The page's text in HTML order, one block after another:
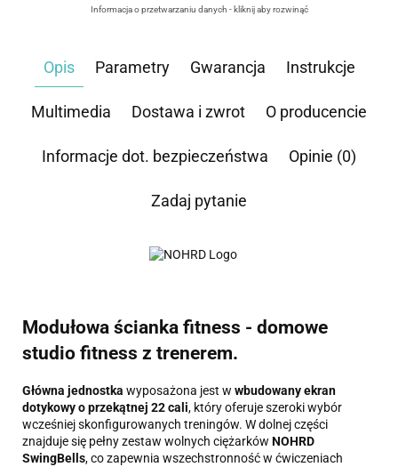
Informacja o przetwarzaniu danych - kliknij aby rozwinąć
odpowiedzi, może być w każdej chwili wycofana, kontaktując się z administratorem, np.
której dane dotyczą, przysługuje prawo dostępu do swoich danych, ich sprostowania,
żądania zaprzestania przetwarzania, usunięcia, ograniczenia przetwarzania, a także prawo
Opis Parametry Gwarancja Instrukcje
Multimedia Dostawa i zwrot O producencie
Informacje dot. bezpieczeństwa Opinie (0)
Zadaj pytanie
Modułowa ścianka fitness - domowe
studio fitness z trenerem.
Główna jednostka wyposażona jest w wbudowany ekran
dotykowy o przekątnej 22 cali, który oferuje szeroki wybór
wcześniej skonfigurowanych treningów. W dolnej części
znajduje się pełny zestaw wolnych ciężarków NOHRD
SwingBells, co zapewnia wszechstronność w ćwiczeniach